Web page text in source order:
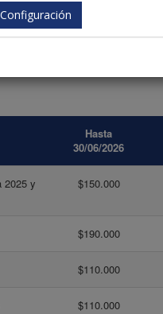
Configuración
la página web
con el justificante del pago
Hasta
30/06/2026
2025 y
$150.000
$190.000
$110.000
$110.000